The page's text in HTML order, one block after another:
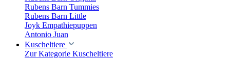
Rubens Barn Tummies
Rubens Barn Little
Joyk Empathiepuppen
Antonio Juan
Kuscheltiere
Zur Kategorie Kuscheltiere